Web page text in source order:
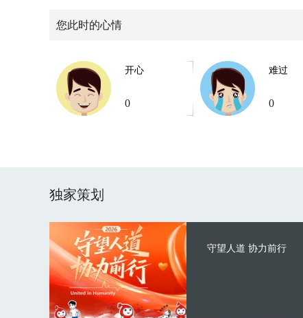
您此时的心情
开心
0
难过
0
独家策划
守望人道 协力前行